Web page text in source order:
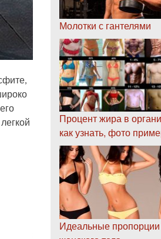
Молотки с гантелями
Процент жира в
как узнать, фото
Идеальные пропорции